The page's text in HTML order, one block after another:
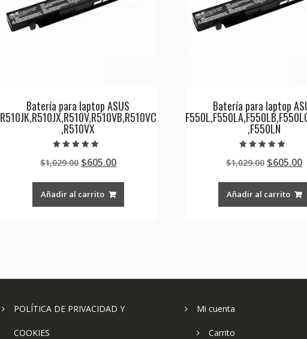
Batería para laptop ASUS
R510JK,R510JX,R510V,R510VB,R510VC
,R510VX
5.00
de 5
$1,029.00 Original
was:
$1,029.00.
$605.00Current
$605.00.
Añadir al carrito
Batería para laptop
,F550LN
5.00
de 5
$1,029.00 Original
was:
$1,029.00.
$605.00
Añadir al carrito
POLÍTICA DE PRIVACIDAD Y
COOKIES
Mi cuenta
Carrito